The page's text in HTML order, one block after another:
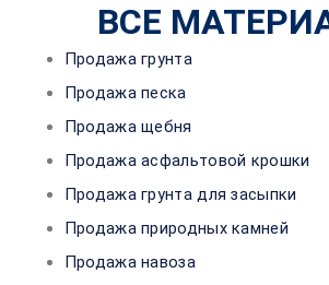
ВСЕ
Продажа грунта
Продажа песка
Продажа щебня
Продажа асфальтовой крошки
Продажа грунта для засыпки
Продажа природных камней
Продажа навоза